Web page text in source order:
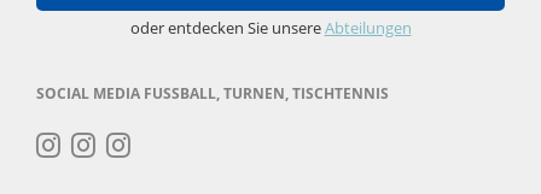
oder entdecken Sie unsereAbteilungen
SOCIAL MEDIA FUSSBALL, TURNEN, TISCHTENNIS